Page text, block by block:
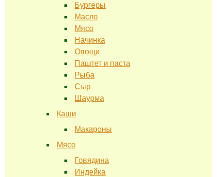
Бургеры
Масло
Мясо
Начинка
Овощи
Паштет и паста
Рыба
Сыр
Шаурма
Каши
Макароны
Мясо
Говядина
Индейка